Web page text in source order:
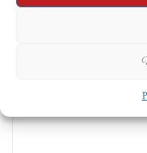
Leave a Reply
Your email address will not